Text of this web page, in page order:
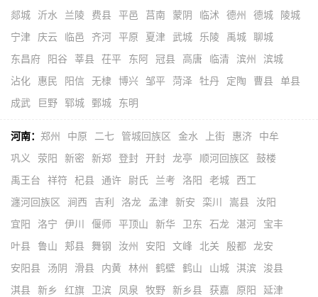
郯城
沂水 兰陵 费县 平邑 莒南 蒙阴 临沭 德州 德城
陵城
宁津
庆云 临邑 齐河 平原 夏津 武城 乐陵 禹城
聊城
东昌府
阳谷 莘县 茌平 东阿 冠县 高唐 临清 滨州
滨城
沾化
惠民 阳信 无棣 博兴 邹平 菏泽 牡丹 定陶 曹县
单县
成武
巨野 郓城 鄄城 东明
河南： 郑州 中原 二七 管城回族区 金水 上街 惠济
中牟
巩义
荥阳 新密 新郑 登封 开封 龙亭 顺河回族区
鼓楼
禹王台
祥符 杞县 通许 尉氏 兰考 洛阳 老城
西工
瀍河回族区
涧西 吉利 洛龙 孟津 新安 栾川 嵩县
汝阳
宜阳
洛宁 伊川 偃师 平顶山 新华 卫东 石龙 湛河
宝丰
叶县
鲁山 郏县 舞钢 汝州 安阳 文峰 北关 殷都
龙安
安阳县
汤阴 滑县 内黄 林州 鹤壁 鹤山 山城 淇滨
浚县
淇县
新乡 红旗 卫滨 凤泉 牧野 新乡县 获嘉 原阳
延津